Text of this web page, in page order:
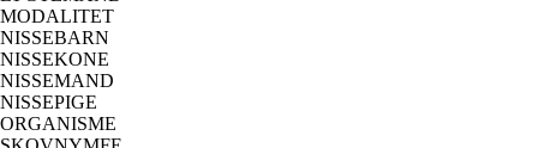
MODALITET
NISSEBARN
NISSEKONE
NISSEMAND
NISSEPIGE
ORGANISME